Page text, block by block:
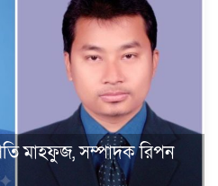
মাহফুজ, সম্পাদক রিপন